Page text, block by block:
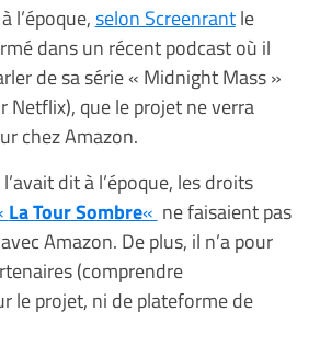
l’époque,selon Screenrantle
dans un récent podcast où il
de sa série « Midnight Mass »
Netflix), que le projet ne verra
chez Amazon.
dit à l’époque, les droits
La Tour Sombre« ne faisaient pas
Amazon. De plus, il n’a pour
(comprendre
le projet, ni de plateforme de